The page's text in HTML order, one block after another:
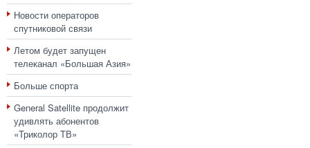
Новости операторов
спутниковой связи
Летом будет запущен
телеканал «Большая Азия»
Больше спорта
General Satellite продолжит
удивлять абонентов
«Триколор ТВ»